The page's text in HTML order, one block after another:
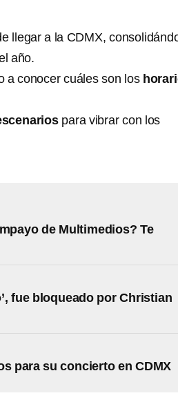
llegar a la CDMX,
año.
a conocer cuáles son los
para vibrar con los
de Multimedios? Te
fue bloqueado por Christian
para su concierto en CDMX